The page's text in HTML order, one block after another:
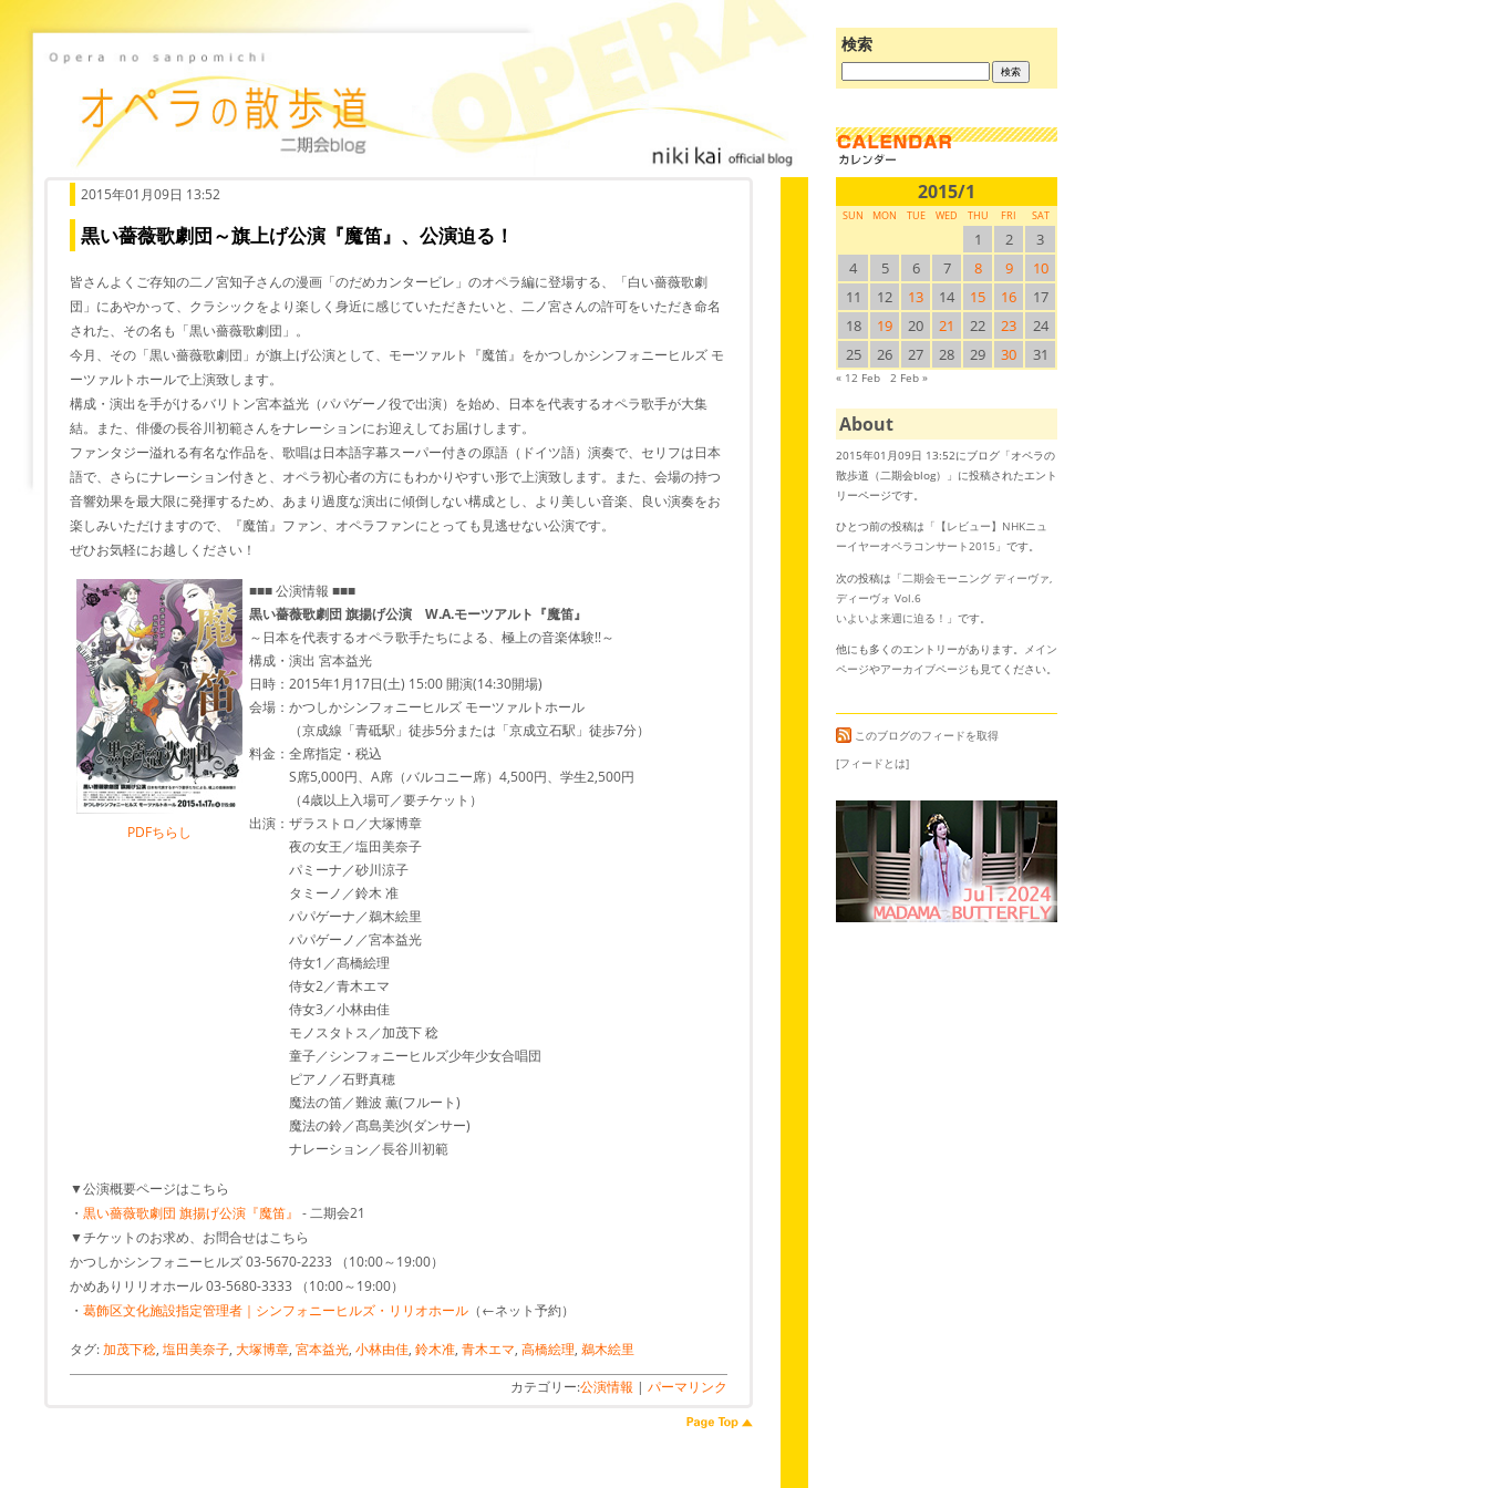
検索
ブ
ロ
検
索:
2015年01月09日 13:52
黒い薔薇歌劇団～旗上げ公演『魔笛』、公演迫る！
皆さんよくご存知の二ノ宮知子さんの漫画「のだめカンタービレ」のオペラ編に登場する、「白い薔薇歌劇
団」にあやかって、クラシックをより楽しく身近に感じていただきたいと、二ノ宮さんの許可をいただき命名
された、その名も「黒い薔薇歌劇団」。
今月、その「黒い薔薇歌劇団」が旗上げ公演として、モーツァルト『魔笛』をかつしかシンフォニーヒルズ モ
ーツァルトホールで上演致します。
構成・演出を手がけるバリトン宮本益光（パパゲーノ役で出演）を始め、日本を代表するオペラ歌手が大集
結。また、俳優の長谷川初範さんをナレーションにお迎えしてお届けします。
ファンタジー溢れる有名な作品を、歌唱は日本語字幕スーパー付きの原語（ドイツ語）演奏で、セリフは日本
語で、さらにナレーション付きと、オペラ初心者の方にもわかりやすい形で上演致します。また、会場の持つ
音響効果を最大限に発揮するため、あまり過度な演出に傾倒しない構成とし、より美しい音楽、良い演奏をお
楽しみいただけますので、『魔笛』ファン、オペラファンにとっても見逃せない公演です。
ぜひお気軽にお越しください！
PDFちらし
■■■ 公演情報 ■■■
黒い薔薇歌劇団 旗揚げ公演 W.A.モーツアルト『魔笛』
～日本を代表するオペラ歌手たちによる、極上の音楽体験!!～
構成・演出 宮本益光
日時：2015年1月17日(土) 15:00 開演(14:30開場)
会場：かつしかシンフォニーヒルズ モーツァルトホール
（京成線「青砥駅」徒歩5分または「京成立石駅」徒歩7分）
料金：全席指定・税込
S席5,000円、A席（バルコニー席）4,500円、学生2,500円
（4歳以上入場可／要チケット）
出演：ザラストロ／大塚博章
夜の女王／塩田美奈子
パミーナ／砂川涼子
タミーノ／鈴木 准
パパゲーナ／鵜木絵里
パパゲーノ／宮本益光
侍女1／髙橋絵理
侍女2／青木エマ
侍女3／小林由佳
モノスタトス／加茂下 稔
童子／シンフォニーヒルズ少年少女合唱団
ピアノ／石野真穂
魔法の笛／難波 薫(フルート)
魔法の鈴／髙島美沙(ダンサー)
ナレーション／長谷川初範
▼公演概要ページはこちら
・ 黒い薔薇歌劇団 旗揚げ公演『魔笛』 - 二期会21
▼チケットのお求め、お問合せはこちら
かつしかシンフォニーヒルズ 03-5670-2233 （10:00～19:00）
かめありリリオホール 03-5680-3333 （10:00～19:00）
・ 葛飾区文化施設指定管理者｜シンフォニーヒルズ・リリオホール （←ネット予約）
タグ:加茂下稔, 塩田美奈子, 大塚博章, 宮本益光, 小林由佳, 鈴木准, 青木エマ, 高橋絵理, 鵜木絵里
カテゴリー:公演情報 | パーマリンク
2015/1
SUN MON TUE WED THU FRI SAT
1 2
3
4
5 6 7 8 9
10
11
12 13 14 15 16
17
18
19 20 21 22 23
24
25
26 27 28 29 30 31
« 12 Feb 2 Feb »
About
2015年01月09日 13:52にブログ「オペラの
散歩道（二期会blog）」に投稿されたエント
リーページです。
ひとつ前の投稿は「 【レビュー】NHKニュ
ーイヤーオペラコンサート2015 」です。
次の投稿は「二期会モーニング ディーヴァ,
ディーヴォ Vol.6
いよいよ来週に迫る！ 」です。
他にも多くのエントリーがあります。 メイン
ページやアーカイブページ も見てください。
このブログのフィードを取得
[フィードとは]